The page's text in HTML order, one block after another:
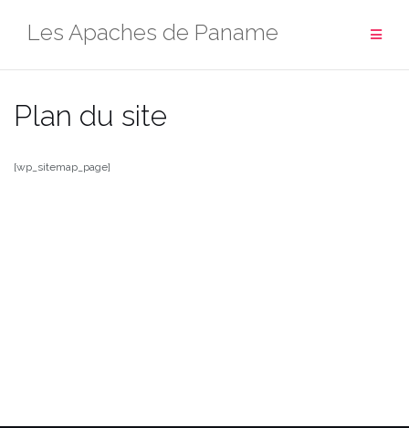
Les Apaches de Paname
Plan du site
[wp_sitemap_page]